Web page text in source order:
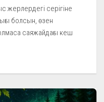
жерлердегі серігіне
болсын, өзен
саяжайдағы кеш